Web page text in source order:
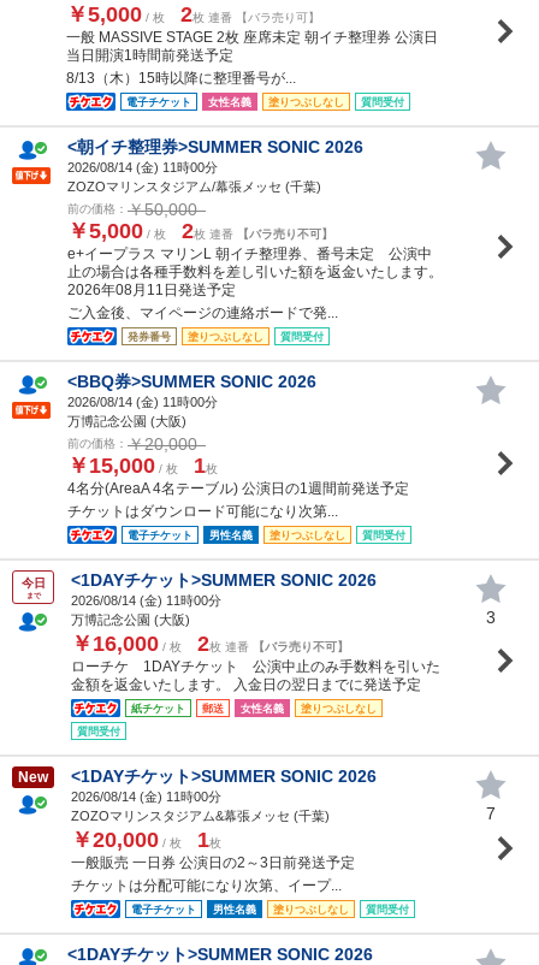
￥5,000 / 枚 2枚 連番 【バラ売り可】
一般 MASSIVE STAGE 2枚 座席未定 朝イチ整理券 公演日
当日開演1時間前発送予定
8/13（木）15時以降に整理番号が...
電子チケット 女性名義 塗りつぶしなし 質問受付
<朝イチ整理券>SUMMER SONIC 2026
2026/08/14 (金) 11時00分
ZOZOマリンスタジアム/幕張メッセ (千葉)
前の価格： ￥50,000
￥5,000 / 枚 2枚 連番 【バラ売り不可】
e+イープラス マリンL 朝イチ整理券、番号未定 公演中
止の場合は各種手数料を差し引いた額を返金いたします。
2026年08月11日発送予定
ご入金後、マイページの連絡ボードで発...
発券番号 塗りつぶしなし 質問受付
<BBQ券>SUMMER SONIC 2026
2026/08/14 (金) 11時00分
万博記念公園 (大阪)
前の価格： ￥20,000
￥15,000 / 枚 1枚
4名分(AreaA 4名テーブル) 公演日の1週間前発送予定
チケットはダウンロード可能になり次第...
電子チケット 男性名義 塗りつぶしなし 質問受付
今日
まで
<1DAYチケット>SUMMER SONIC 2026
2026/08/14 (金) 11時00分
万博記念公園 (大阪)
￥16,000 / 枚 2枚 連番 【バラ売り不可】
ローチケ 1DAYチケット 公演中止のみ手数料を引いた
金額を返金いたします。 入金日の翌日までに発送予定
紙チケット 郵送 女性名義
塗りつぶしなし
質問受付
3
New <1DAYチケット>SUMMER SONIC 2026
2026/08/14 (金) 11時00分
ZOZOマリンスタジアム&幕張メッセ (千葉)
￥20,000 / 枚 1枚
一般販売 一日券 公演日の2～3日前発送予定
チケットは分配可能になり次第、イープ...
電子チケット 男性名義 塗りつぶしなし 質問受付
7
<1DAYチケット>SUMMER SONIC 2026